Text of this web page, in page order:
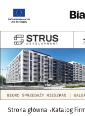
Strona główna Katalog